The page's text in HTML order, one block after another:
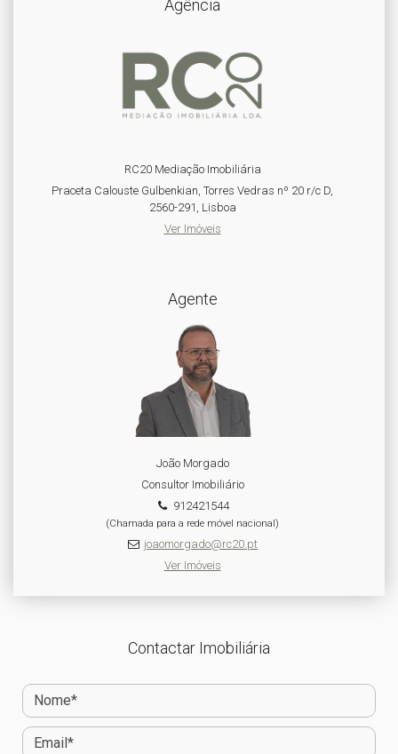
Agência
RC20 Mediação Imobiliária
Praceta Calouste Gulbenkian, Torres Vedras nº 20 r/c D,
2560-291, Lisboa
Ver Imóveis
Agente
João Morgado
Consultor Imobiliário
912421544
(Chamada para a rede móvel nacional)
joaomorgado@rc20.pt
Ver Imóveis
Contactar Imobiliária